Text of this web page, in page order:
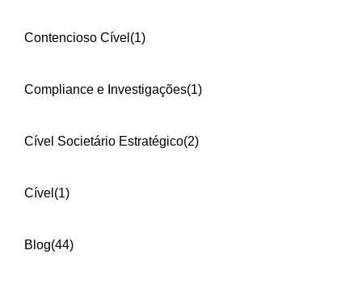
Contencioso Cível (1)
Compliance e Investigações(1)
Cível Societário Estratégico(2)
Cível (1)
Blog(44)